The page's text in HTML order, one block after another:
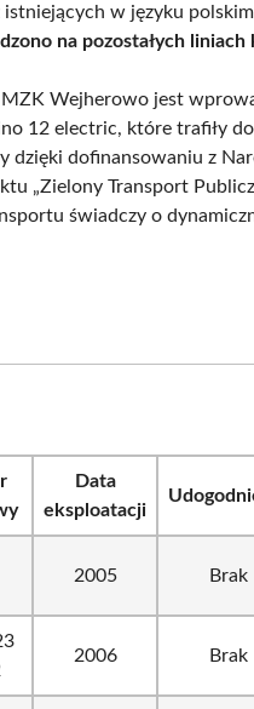
w języku
na pozostałych
MZK Wejherowo jest
12 electric, które trafiły
dzięki dofinansowaniu z
„Zielony Transport
świadczy o
Data
eksploatacji
2005 Brak
2006 Brak